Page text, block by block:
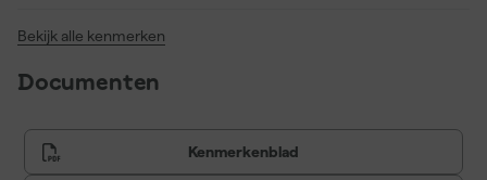
Bekijk alle kenmerken
Documenten
Kenmerkenblad